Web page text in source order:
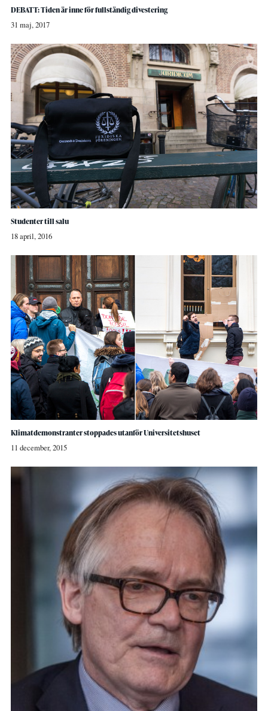
DEBATT: Tiden är inne för fullständig divestering
31 maj, 2017
Studenter till salu
18 april, 2016
Klimatdemonstranter stoppades utanför Universitetshuset
11 december, 2015